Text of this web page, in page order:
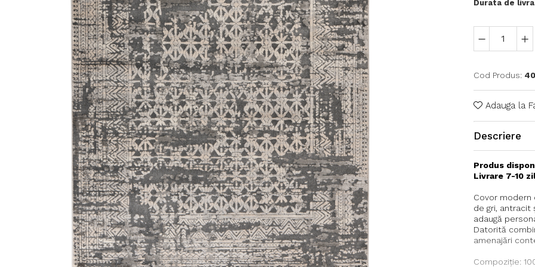
Durata de
Cod Produs:
Adauga la
Descriere
Produs
Livrare 7-10
Covor modern
de gri, antracit
adaugă
Datorită
amenajări
Compoziție: